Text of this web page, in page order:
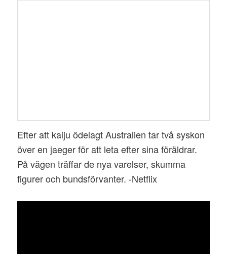
Efter att kaiju ödelagt Australien tar två syskon
över en jaeger för att leta efter sina föräldrar.
På vägen träffar de nya varelser, skumma
figurer och bundsförvanter. -Netflix